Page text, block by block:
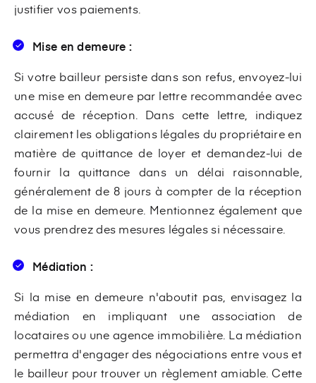
justifier vos paiements.
Mise en demeure :
Si votre bailleur persiste dans son refus, envoyez-lui
une mise en demeure par lettre recommandée avec
accusé de réception. Dans cette lettre, indiquez
clairement les obligations légales du propriétaire en
matière de quittance de loyer et demandez-lui de
fournir la quittance dans un délai raisonnable,
généralement de 8 jours à compter de la réception
de la mise en demeure. Mentionnez également que
vous prendrez des mesures légales si nécessaire.
Médiation :
Si la mise en demeure n'aboutit pas, envisagez la
médiation en impliquant une association de
locataires ou une agence immobilière. La médiation
permettra d'engager des négociations entre vous et
le bailleur pour trouver un règlement amiable. Cette